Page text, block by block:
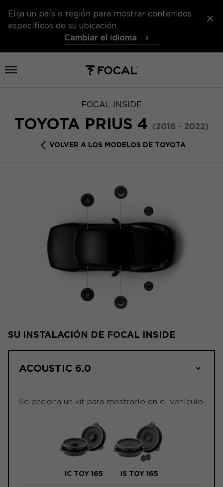
Elija un país o región para mostrar contenidos
específicos de su ubicación.
Cambiar el idioma
Abrir el menú
FOCAL INSIDE
TOYOTA PRIUS 4 (2016 - 2022)
VOLVER A LOS MODELOS DE TOYOTA
SU INSTALACIÓN DE FOCAL INSIDE
ACOUSTIC 6.0
Selecciona un kit para mostrarlo en el vehículo
IC TOY 165 IS TOY 165